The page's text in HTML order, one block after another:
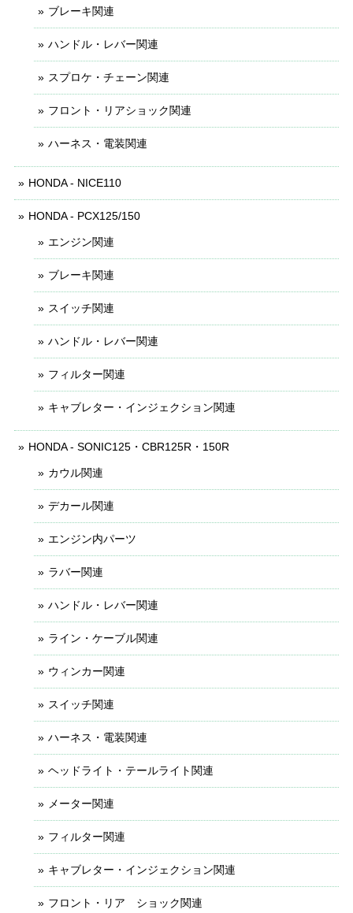
ブレーキ関連
ハンドル・レバー関連
スプロケ・チェーン関連
フロント・リアショック関連
ハーネス・電装関連
HONDA - NICE110
HONDA - PCX125/150
エンジン関連
ブレーキ関連
スイッチ関連
ハンドル・レバー関連
フィルター関連
キャブレター・インジェクション関連
HONDA - SONIC125・CBR125R・150R
カウル関連
デカール関連
エンジン内パーツ
ラバー関連
ハンドル・レバー関連
ライン・ケーブル関連
ウィンカー関連
スイッチ関連
ハーネス・電装関連
ヘッドライト・テールライト関連
メーター関連
フィルター関連
キャブレター・インジェクション関連
フロント・リア ショック関連